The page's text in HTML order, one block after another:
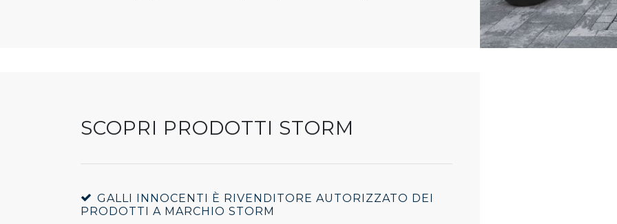
SCOPRI PRODOTTI STORM
GALLI INNOCENTI È RIVENDITORE AUTORIZZATO DEI
PRODOTTI A MARCHIO STORM